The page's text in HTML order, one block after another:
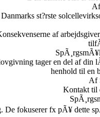
st?rste
af
tager en del af
henhold til en
Af
Kontakt til
fokuserer fx pÃ¥ dette